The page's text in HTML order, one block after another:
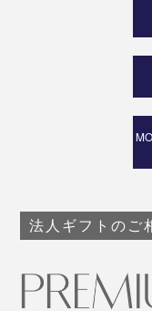
法人ギフトのご